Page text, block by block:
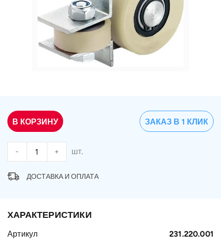
В КОРЗИНУ
- + шт.
ЗАКАЗ В 1 КЛИК
ДОСТАВКА И ОПЛАТА
ХАРАКТЕРИСТИКИ
Артикул 231.220.001